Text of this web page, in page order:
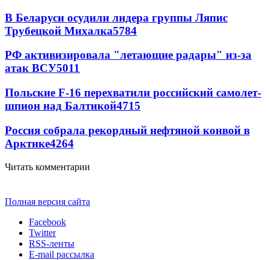
В Беларуси осудили лидера группы Ляпис
Трубецкой Михалка5784
РФ активизировала "летающие радары" из-за
атак ВСУ5011
Польские F-16 перехватили российский самолет-
шпион над Балтикой4715
Россия собрала рекордный нефтяной конвой в
Арктике4264
Читать комментарии
Полная версия сайта
Facebook
Twitter
RSS-ленты
E-mail рассылка